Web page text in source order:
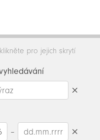
pro jejich skrytí
–